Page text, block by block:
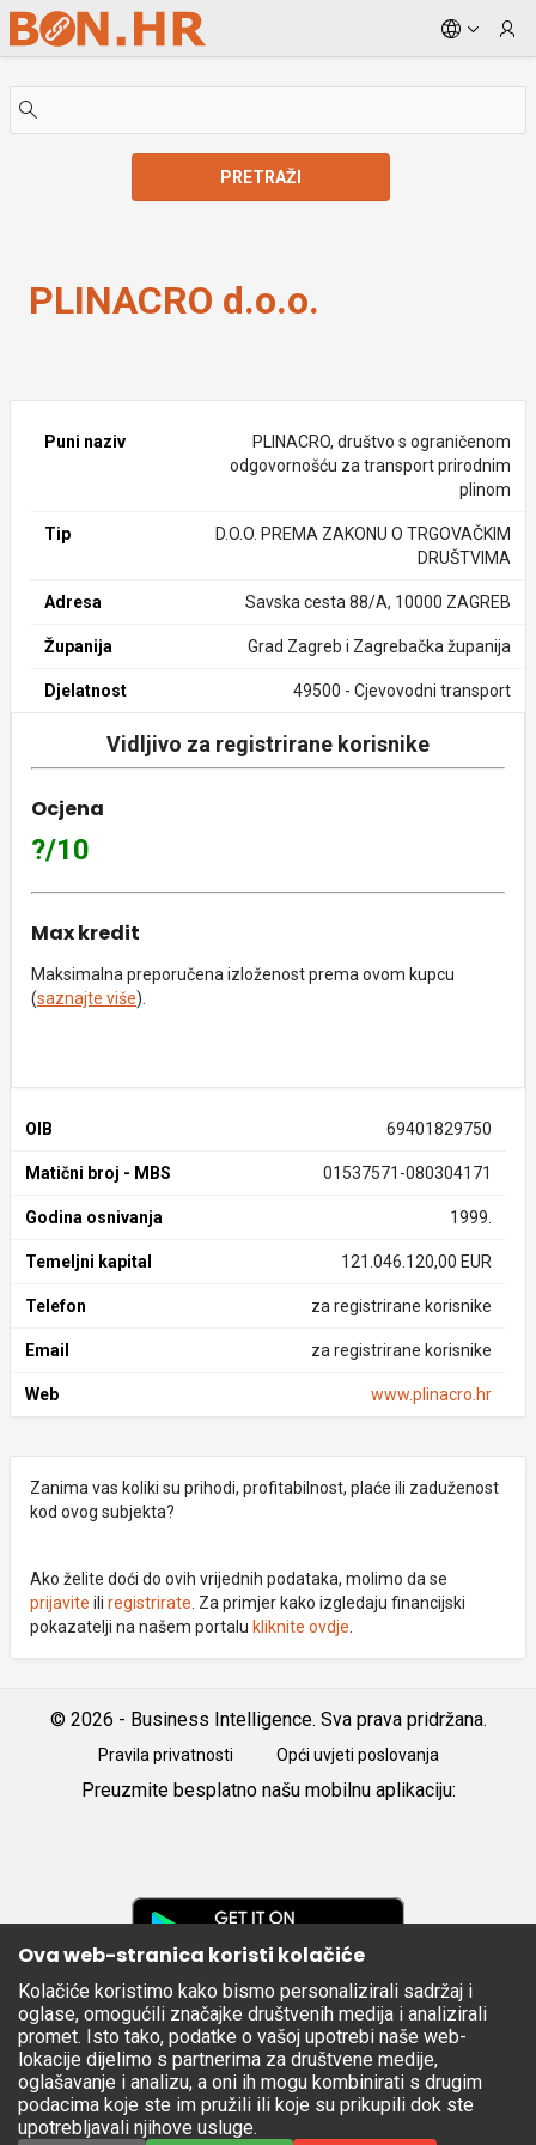
Skip to Main Content
PRETRAŽI
PLINACRO d.o.o.
Puni naziv
PLINACRO, društvo s ograničenom
odgovornošću za transport prirodnim
plinom
Tip
D.O.O. PREMA ZAKONU O TRGOVAČKIM
DRUŠTVIMA
Adresa Savska cesta 88/A, 10000 ZAGREB
Županija Grad Zagreb i Zagrebačka županija
Djelatnost 49500 - Cjevovodni transport
Vidljivo za registrirane korisnike
Ocjena
?/10
Max kredit
Maksimalna preporučena izloženost prema ovom kupcu
(saznajte više).
OIB 69401829750
Matični broj - MBS 01537571-080304171
Godina osnivanja 1999.
Temeljni kapital 121.046.120,00 EUR
Telefon za registrirane korisnike
Email za registrirane korisnike
Web www.plinacro.hr
Zanima vas koliki su prihodi, profitabilnost, plaće ili zaduženost
kod ovog subjekta?
Ako želite doći do ovih vrijednih podataka, molimo da se
prijavite ili registrirate . Za primjer kako izgledaju financijski
pokazatelji na našem portalu kliknite ovdje
© 2026 - Business Intelligence. Sva prava pridržana.
Pravila privatnosti Opći uvjeti poslovanja
Preuzmite besplatno našu mobilnu aplikaciju:
Apple
Store
Ova web-stranica koristi kolačiće
Kolačiće koristimo kako bismo personalizirali sadržaj i
oglase, omogućili značajke društvenih medija i analizirali
promet. Isto tako, podatke o vašoj upotrebi naše web-
lokacije dijelimo s partnerima za društvene medije,
oglašavanje i analizu, a oni ih mogu kombinirati s drugim
podacima koje ste im pružili ili koje su prikupili dok ste
upotrebljavali njihove usluge.